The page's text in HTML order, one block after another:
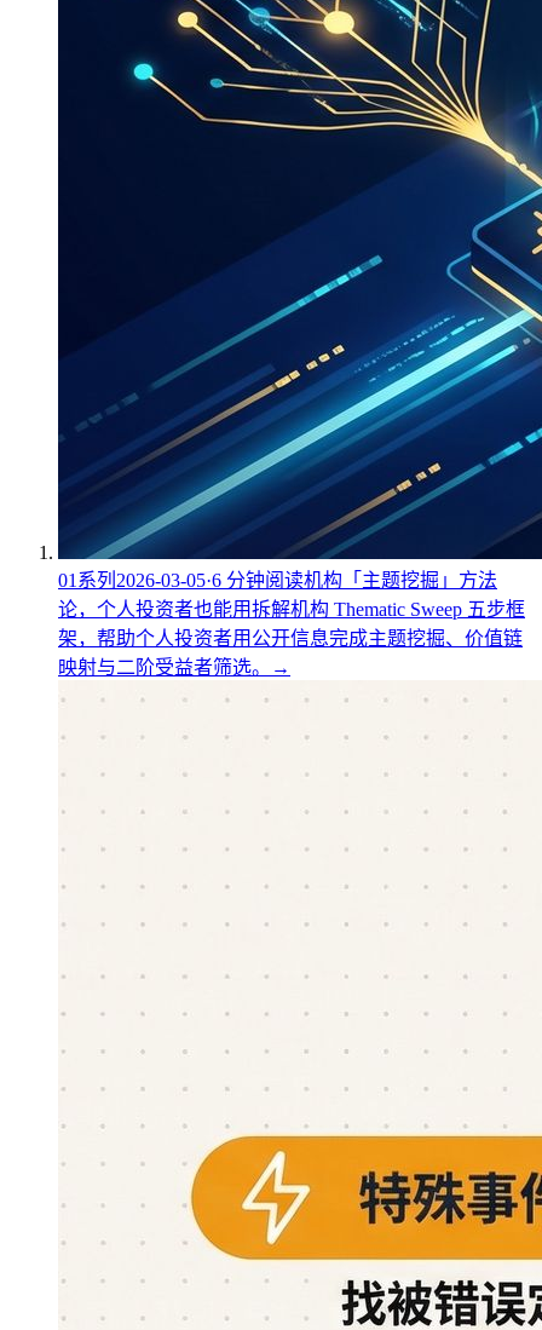
01 系列 2026-03-05·6 分钟阅读机构「主题挖掘」方法
论，个人投资者也能用拆解机构 Thematic Sweep 五步框
架，帮助个人投资者用公开信息完成主题挖掘、价值链
映射与二阶受益者筛选。
→